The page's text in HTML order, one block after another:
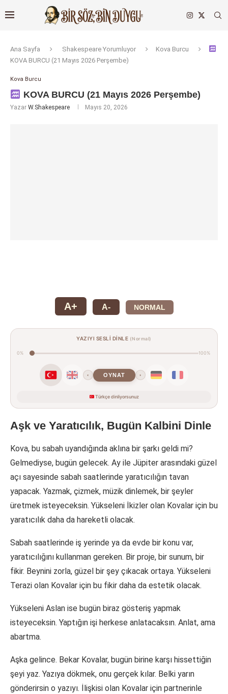
Ana Sayfa Shakespeare Yorumluyor
Kova Burcu
KOVA BURCU (21 Mayıs 2026 Perşembe)
Kova Burcu
KOVA BURCU (21 Mayıs 2026 Perşembe)
Yazar W.Shakespeare Mayıs 20, 2026
A+ A- NORMAL
YAZIYI SESLİ DİNLE (Normal)
0% 100%
‹ OYNAT ›
Türkçe dinliyorsunuz
Aşk ve Yaratıcılık, Bugün Kalbini Dinle
Kova, bu sabah uyandığında aklına bir şarkı geldi mi?
Gelmediyse, bugün gelecek. Ay ile Jüpiter arasındaki güzel
açı sayesinde sabah saatlerinde yaratıcılığın tavan
yapacak. Yazmak, çizmek, müzik dinlemek, bir şeyler
üretmek isteyeceksin. Yükseleni İkizler olan Kovalar için bu
yaratıcılık daha da hareketli olacak.
Sabah saatlerinde iş yerinde ya da evde bir konu var,
yaratıcılığını kullanman gereken. Bir proje, bir sunum, bir
fikir. Beynini zorla, güzel bir şey çıkacak ortaya. Yükseleni
Terazi olan Kovalar için bu fikir daha da estetik olacak.
Yükseleni Aslan ise bugün biraz gösteriş yapmak
isteyeceksin. Yaptığın işi herkese anlatacaksın. Anlat, ama
abartma.
Aşka gelince. Bekar Kovalar, bugün birine karşı hissettiğin
şeyi yaz. Yazıya dökmek, onu gerçek kılar. Belki yarın
gönderirsin o yazıyı. İlişkisi olan Kovalar için partnerinle